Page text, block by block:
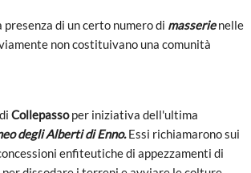
di un certo numero di masserie nelle
non costituivano una comunità
Collepassoper iniziativa dell'ultima
degli Alberti di Enno.Essi richiamarono sui
enfiteutiche di appezzamenti di